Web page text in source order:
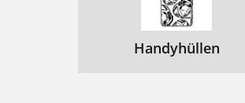
Handyhüllen